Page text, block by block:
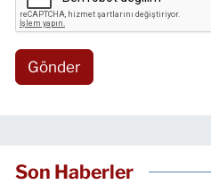
Gönder
Son Haberler